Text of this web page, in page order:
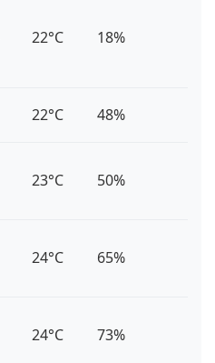
22°C 18%
22°C 48%
23°C 50%
24°C 65%
24°C 73%